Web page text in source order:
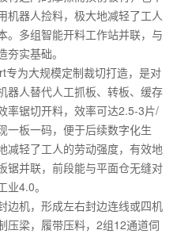
机器人捡料，极大地减轻了工人
。多组智能开料工作站并联，与
实基础。
为大规模定制裁切打造，是对
器人替代人工抓板、转板、缓存
率锯切开料，效率可达2.5-3片/
一板一码，便于后续数字化生
减轻了工人的劳动强度，有效地
锯并联，前段能与平面仓无缝对
4.0。
机，形成左右封边连线或四机
压梁，履带压料，2组12通道伺